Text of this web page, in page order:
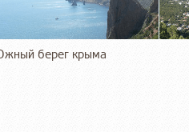
берег крыма